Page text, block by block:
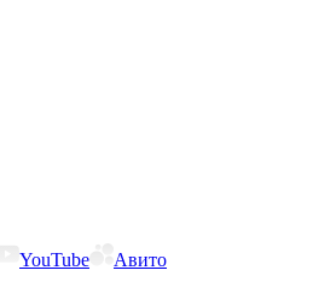
YouTube Авито